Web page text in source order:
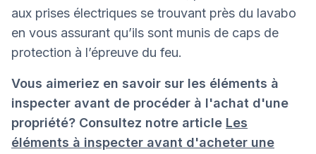
aux prises électriques se trouvant près du lavabo
en vous assurant qu’ils sont munis de caps de
protection à l’épreuve du feu.
Vous aimeriez en savoir sur les éléments à
inspecter avant de procéder à l'achat d'une
propriété? Consultez notre article Les
éléments à inspecter avant d'acheter une